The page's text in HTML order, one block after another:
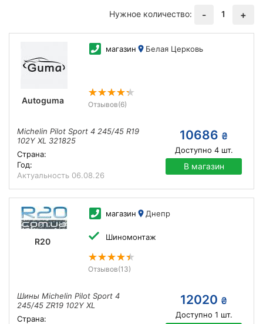
Нужное количество:
- 1 +
Autoguma
магазин Белая Церковь
Отзывов(6)
Michelin Pilot Sport 4 245/45 R19
102Y XL 321825
Страна:
Год:
Актуальность 06.08.26
10686 ₴
Доступно 4шт.
В магазин
R20
магазин Днепр
Шиномонтаж
Отзывов(13)
Шины Michelin Pilot Sport 4
245/45 ZR19 102Y XL
Страна:
12020 ₴
Доступно 1 шт.